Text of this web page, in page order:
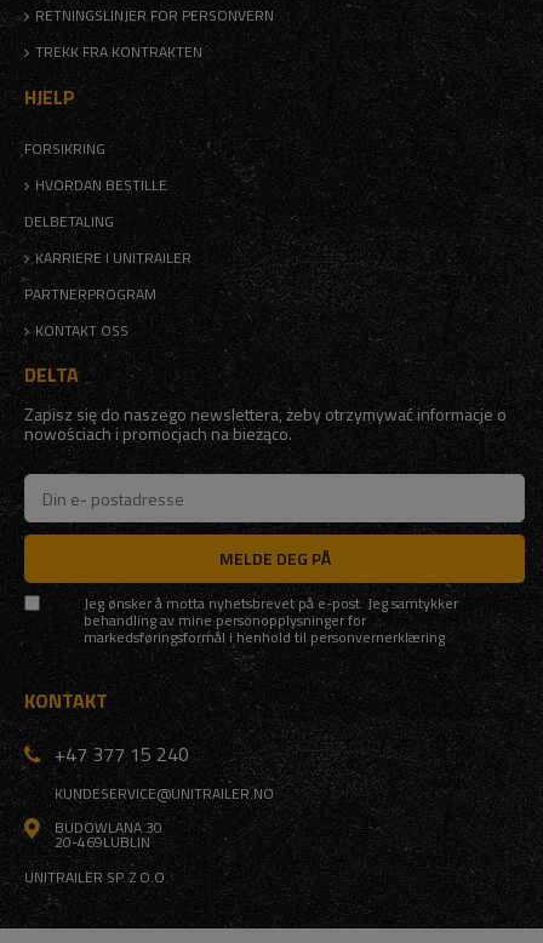
RETNINGSLINJER FOR PERSONVERN
TREKK FRA KONTRAKTEN
HJELP
FORSIKRING
HVORDAN BESTILLE
DELBETALING
KARRIERE I UNITRAILER
PARTNERPROGRAM
KONTAKT OSS
DELTA
Zapisz się do naszego newslettera, żeby otrzymywać informacje o
nowościach i promocjach na bieżąco.
MELDE DEG PÅ
Jeg ønsker å motta nyhetsbrevet på e-post. Jeg samtykker
behandling av mine personopplysninger for
markedsføringsformål i henhold til personvernerklæring
KONTAKT
+47 377 15 240
KUNDESERVICE@UNITRAILER.NO
BUDOWLANA 30
20-469LUBLIN
UNITRAILER SP. Z O.O.